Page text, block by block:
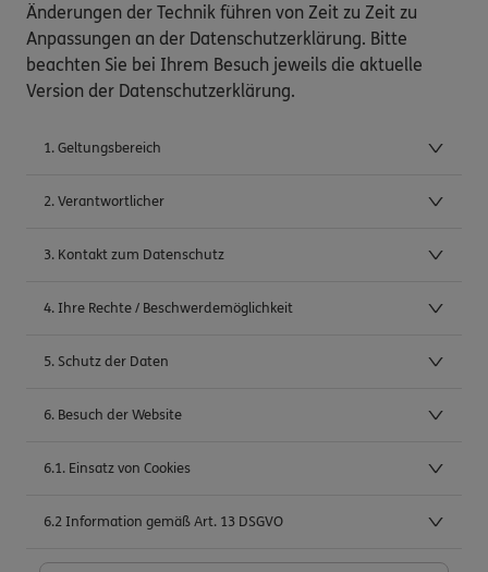
Änderungen der Technik führen von Zeit zu Zeit zu
Anpassungen an der Datenschutzerklärung. Bitte
beachten Sie bei Ihrem Besuch jeweils die aktuelle
Version der Datenschutzerklärung.
1. Geltungsbereich
2. Verantwortlicher
3. Kontakt zum Datenschutz
4. Ihre Rechte / Beschwerdemöglichkeit
5. Schutz der Daten
6. Besuch der Website
6.1. Einsatz von Cookies
6.2 Information gemäß Art. 13 DSGVO